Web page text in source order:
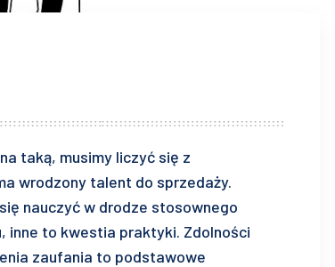
taką, musimy liczyć się z
wrodzony talent do sprzedaży.
nauczyć w drodze stosownego
inne to kwestia praktyki. Zdolności
zaufania to podstawowe